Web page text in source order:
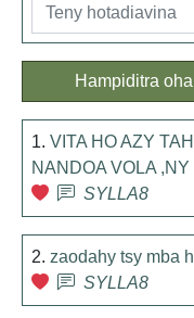
Hampiditra
1. VITA HO AZY
NANDOA VOLA
SYLLA8
2. zaodahy tsy mba
SYLLA8